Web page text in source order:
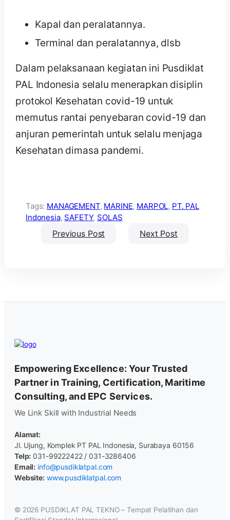
Kapal dan peralatannya.
Terminal dan peralatannya, dlsb
Dalam pelaksanaan kegiatan ini Pusdiklat
PAL Indonesia selalu menerapkan disiplin
protokol Kesehatan covid-19 untuk
memutus rantai penyebaran covid-19 dan
anjuran pemerintah untuk selalu menjaga
Kesehatan dimasa pandemi.
Tags: MANAGEMENT, MARINE, MARPOL, PT. PAL
Indonesia, SAFETY, SOLAS
Previous Post Next Post
Empowering Excellence: Your Trusted
Partner in Training, Certification, Maritime
Consulting, and EPC Services.
We Link Skill with Industrial Needs
Alamat:
Jl. Ujung, Komplek PT PAL Indonesia, Surabaya 60156
Telp: 031-99222422 / 031-3286406
Email: info@pusdiklatpal.com
Website: www.pusdiklatpal.com
© 2026 PUSDIKLAT PAL TEKNO – Tempat Pelatihan dan